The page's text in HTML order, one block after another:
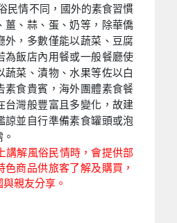
民情不同，國外的素食習慣
薑、蒜、蛋、奶等，除華僑
外，多數僅能以蔬菜、豆腐
為飯店內用餐或一般餐廳使
蔬菜、漬物、水果等佐以白
素食貴賓，海外團體素食餐
台灣般豐富且多變化，故建
諒並自行準備素食罐頭或泡
講解風俗民情時，會提供部
商品供旅客了解及購買，
親友分享。